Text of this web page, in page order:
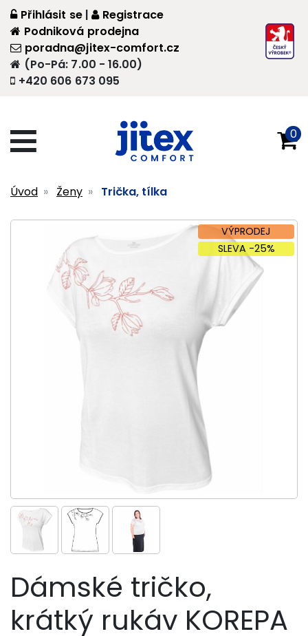
+420 606 673 095
(Po-Pá: 7.00 - 16.00)
poradna@jitex-comfort.cz
Přihlásit se |
Registrace
Podniková prodejna
0
Úvod Ženy Trička, tílka
VÝPRODEJ
SLEVA -25%
Dámské tričko,
krátký rukáv KOREPA